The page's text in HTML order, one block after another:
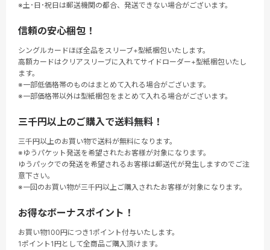
※土･日･祝日は郵送機関の都合、発送できない場合がございます。
信頼の安心梱包！
シングルカードほぼ全品をスリーブ+型紙梱包いたします。
高額カードはクリアスリーブに入れてサイドローダー+型紙梱包いたし
ます。
※一部低価格帯のものはまとめて入れる場合がございます。
※一部価格帯以外は型紙梱包をまとめて入れる場合がございます。
三千円以上のご購入で送料無料！
三千円以上のお買い物で送料が無料になります。
※ゆうパケット発送を希望されたお客様が対象になります。
ゆうパックでの発送を希望されるお客様は郵送代が発生しますのでご注
意下さい。
※一回のお買い物が三千円以上ご購入されたお客様が対象になります。
お得なボーナスポイント！
お買い物100円につき1ポイント付与いたします。
1ポイント1円として全商品ご購入頂けます。